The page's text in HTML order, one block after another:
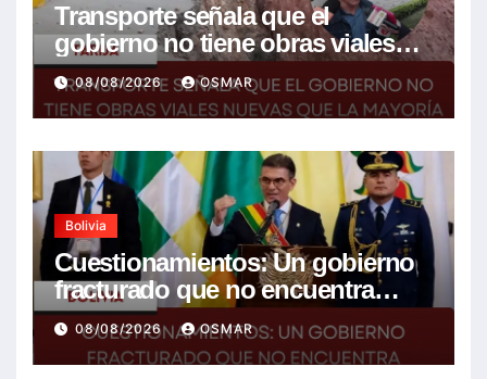
Transporte señala que el
gobierno no tiene obras viales
nuevas que la mayoría son de la
anterior gestión
08/08/2026 OSMAR
Bolivia
Cuestionamientos: Un gobierno
fracturado que no encuentra
soluciones a la crisis
08/08/2026 OSMAR